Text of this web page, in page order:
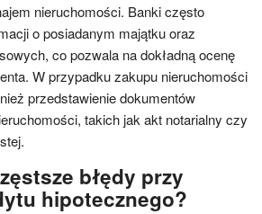
nieruchomości. Banki często
o posiadanym majątku oraz
co pozwala na dokładną ocenę
W przypadku zakupu nieruchomości
przedstawienie dokumentów
takich jak akt notarialny czy
błędy przy
hipotecznego?